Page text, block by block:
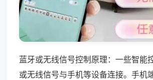
蓝牙或无线信号控制原理：一些智能
或无线信号与手机等设备连接。手机